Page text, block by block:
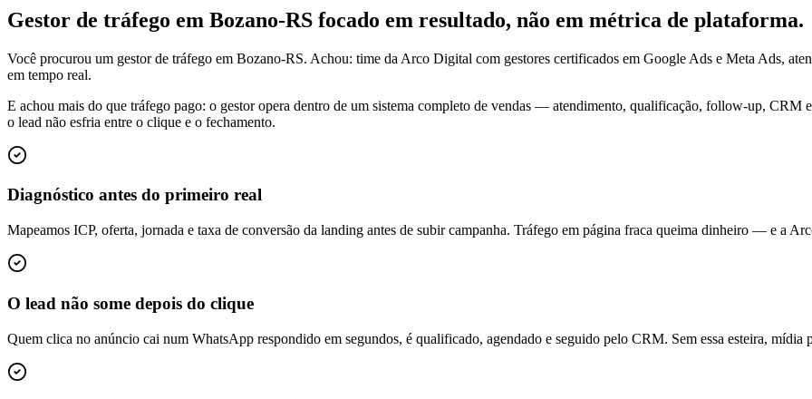
Gestor de tráfego em Bozano-RS focado em resultado, não em métrica de plataforma.
Você procurou um gestor de tráfego em Bozano-RS. Achou: time da Arco Digital com gestores certificados em Google Ads e Meta Ads,
em tempo real.
E achou mais do que tráfego pago: o gestor opera dentro de um sistema completo de vendas — atendimento, qualificação, follow-up,
o lead não esfria entre o clique e o fechamento.
Diagnóstico antes do primeiro real
Mapeamos ICP, oferta, jornada e taxa de conversão da landing antes de subir campanha. Tráfego em página fraca queima dinheiro — e a
O lead não some depois do clique
Quem clica no anúncio cai num WhatsApp respondido em segundos, é qualificado, agendado e seguido pelo CRM. Sem essa esteira, mídia